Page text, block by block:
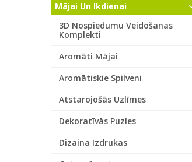
Mājai Un Ikdienai
3D Nospiedumu Veidošanas
Komplekti
Aromāti Mājai
Aromātiskie Spilveni
Atstarojošās Uzlīmes
Dekoratīvās Puzles
Dizaina Izdrukas